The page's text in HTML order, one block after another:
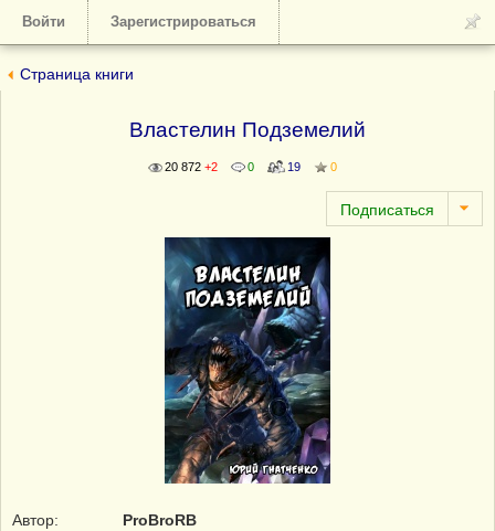
Войти Зарегистрироваться
Страница книги
Властелин Подземелий
20 872 +2 0 19 0
Автор:
ProBroRB